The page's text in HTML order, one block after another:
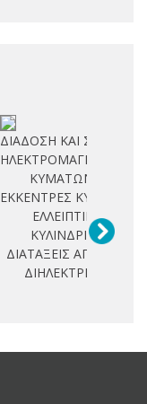
ΔΙΑΔΟΣΗ ΚΑΙ ΣΚΕΔΑΣΗ
ΗΛΕΚΤΡΟΜΑΓΝΗΤΙΚΩΝ
ΚΥΜΑΤΩΝ ΣΕ
ΕΚΚΕΝΤΡΕΣ ΚΥΚΛΙΚΕΣ -
ΕΛΛΕΙΠΤΙΚΕΣ
ΚΥΛΙΝΔΡΙΚΕΣ
ΔΙΑΤΑΞΕΙΣ ΑΓΩΓΩΝ -
ΔΙΗΛΕΚΤΡΙΚΩΝ